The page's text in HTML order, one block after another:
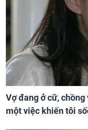
Vợ đang ở cữ,
một việc khiến tôi